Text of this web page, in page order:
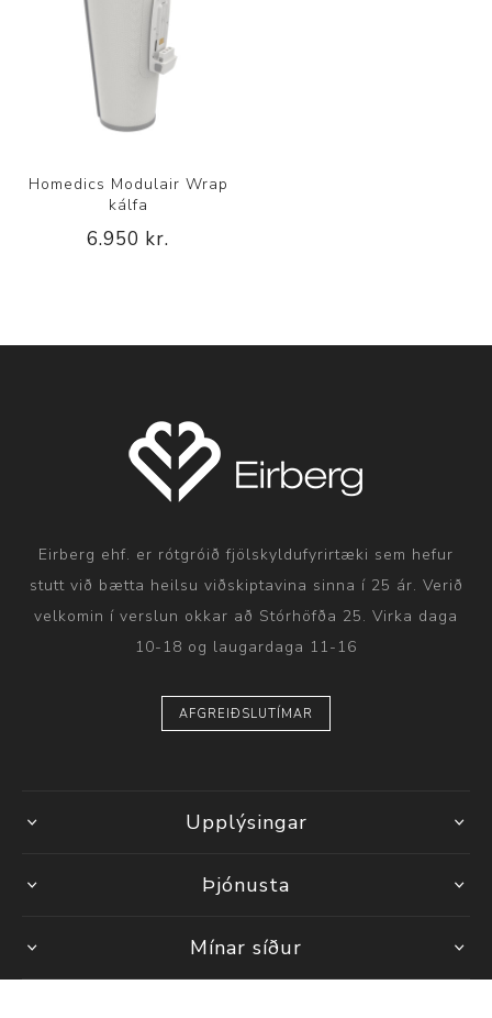
Homedics Modulair Wrap
kálfa
6.950 kr.
Eirberg ehf. er rótgróið fjölskyldufyrirtæki sem hefur
stutt við bætta heilsu viðskiptavina sinna í 25 ár. Verið
velkomin í verslun okkar að Stórhöfða 25. Virka daga
10-18 og laugardaga 11-16
AFGREIÐSLUTÍMAR
Upplýsingar
Þjónusta
Mínar síður